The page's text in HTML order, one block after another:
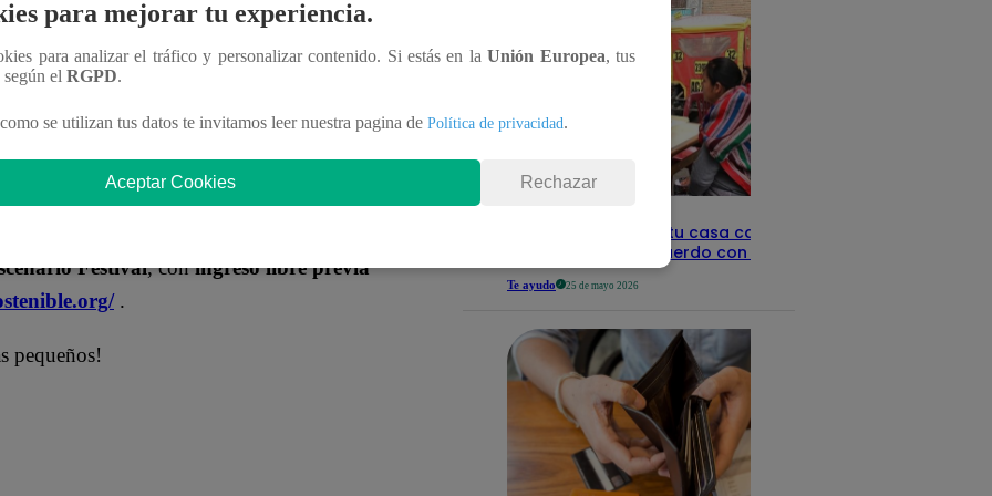
y
la imaginación.
saludablesy la oportunidad de tomarse
Festival, coningreso libre previa
.
pequeños!
Revisa con tu DNI si tu casa califica
como pobre, de acuerdo con el Sisfoh
Te ayudo 25 de mayo 2026
para mejorar tu experiencia.
para analizar el tráfico y personalizar contenido. Si estás en laUnión Europea, tus
según el RGPD.
se utilizan tus datos te invitamos leer nuestra pagina de Política de privacidad.
Aceptar Cookies Rechazar